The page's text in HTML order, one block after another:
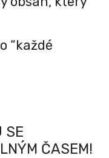
“každé
SE
ČASEM!